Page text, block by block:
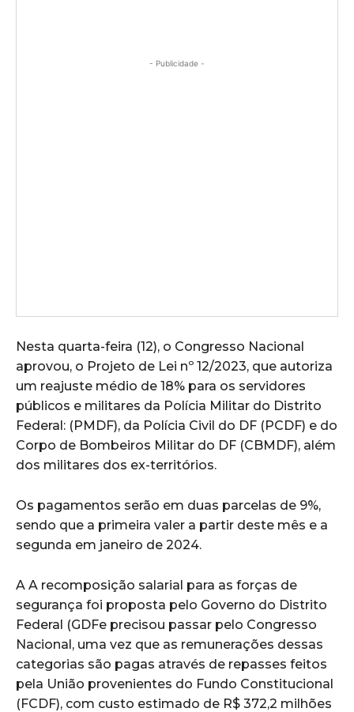
- Publicidade -
Nesta quarta-feira (12), o Congresso Nacional
aprovou, o Projeto de Lei nº 12/2023, que autoriza
um reajuste médio de 18% para os servidores
públicos e militares da Polícia Militar do Distrito
Federal: (PMDF), da Polícia Civil do DF (PCDF) e do
Corpo de Bombeiros Militar do DF (CBMDF), além
dos militares dos ex-territórios.
Os pagamentos serão em duas parcelas de 9%,
sendo que a primeira valer a partir deste mês e a
segunda em janeiro de 2024.
A A recomposição salarial para as forças de
segurança foi proposta pelo Governo do Distrito
Federal (GDFe precisou passar pelo Congresso
Nacional, uma vez que as remunerações dessas
categorias são pagas através de repasses feitos
pela União provenientes do Fundo Constitucional
(FCDF), com custo estimado de R$ 372,2 milhões